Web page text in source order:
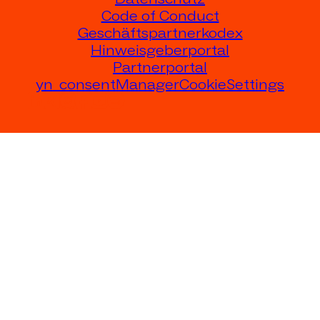
Code of Conduct
Geschäftspartnerkodex
Hinweisgeberportal
Partnerportal
yn_consentManagerCookieSettings